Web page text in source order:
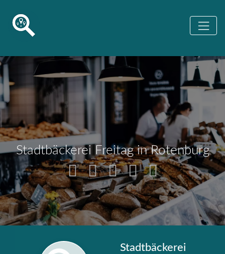
Stadtbäckerei Freitag in Rotenburg
Stadtbäckerei